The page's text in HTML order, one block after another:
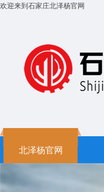
欢迎来到石家庄北泽杨官网
北泽杨官网